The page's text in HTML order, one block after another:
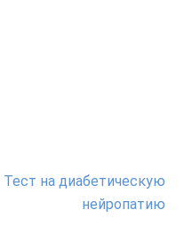
Тест на диабетическую
нейропатию